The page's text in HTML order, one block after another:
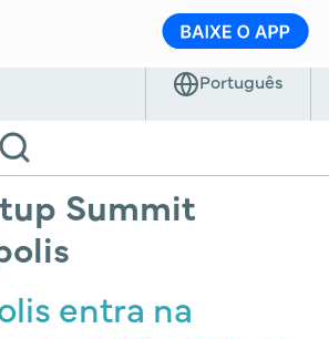
Summit
entra na